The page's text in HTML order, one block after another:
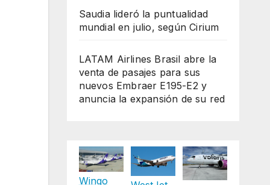
Saudia lideró la puntualidad
mundial en julio, según Cirium
LATAM Airlines Brasil abre la
venta de pasajes para sus
nuevos Embraer E195-E2 y
anuncia la expansión de su red
Wingo